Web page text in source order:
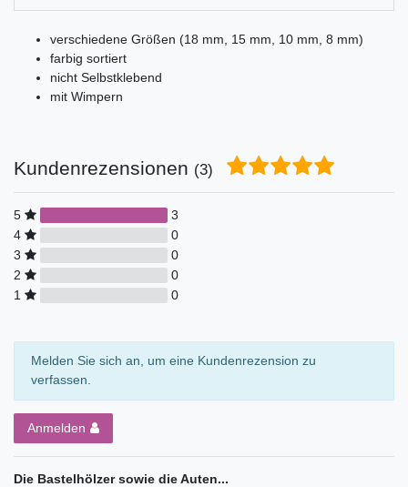
verschiedene Größen (18 mm, 15 mm, 10 mm, 8 mm)
farbig sortiert
nicht Selbstklebend
mit Wimpern
Kundenrezensionen (3)
5
3
4
0
3
0
2
0
1
0
Melden Sie sich an, um eine Kundenrezension zu
verfassen.
Anmelden
Die Bastelhölzer sowie die Auten...